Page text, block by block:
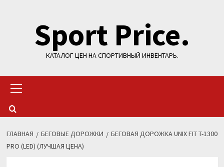
содержимомуSport Price.
КАТАЛОГ ЦЕН НА СПОРТИВНЫЙ ИНВЕНТАРЬ.
меню
ГЛАВНАЯ БЕГОВЫЕ ДОРОЖКИ
БЕГОВАЯ ДОРОЖКА UNIX FIT T-1300
PRO (LED) (ЛУЧШАЯ ЦЕНА)